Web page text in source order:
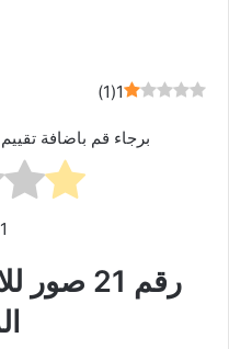
1
(
1
)
برجاء قم باضافة
1
رقم 21